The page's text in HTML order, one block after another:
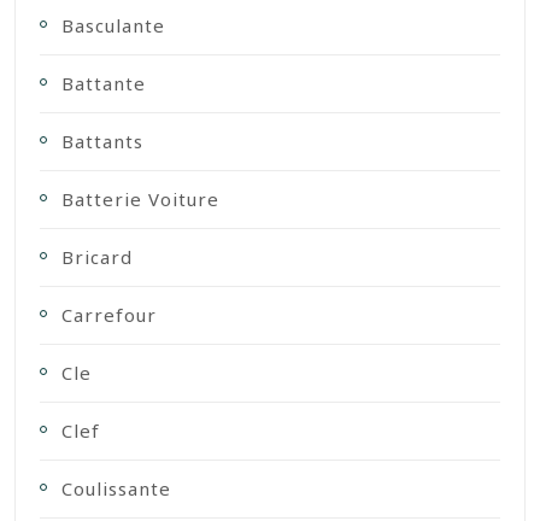
Basculante
Battante
Battants
Batterie Voiture
Bricard
Carrefour
Cle
Clef
Coulissante